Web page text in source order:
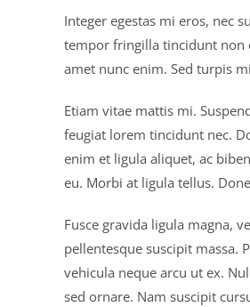
Integer egestas mi eros, nec
tempor fringilla tincidunt non
amet nunc enim. Sed turpis
Etiam vitae mattis mi.
feugiat lorem tincidunt nec.
enim et ligula aliquet, ac
eu. Morbi at ligula tellus.
Fusce gravida ligula magna,
pellentesque suscipit massa.
vehicula neque arcu ut ex.
sed ornare. Nam suscipit